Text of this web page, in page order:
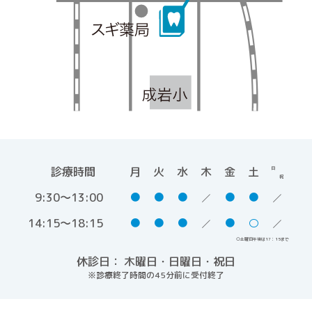
診療時間 月 火 水 木 金 土
日
祝
9:30～13:00 ● ● ● ●
●
14:15～18:15
● ● ● ● ○
○土曜日午後は17：15まで
休診日： 木曜日・日曜日・祝日
※診療終了時間の45分前に受付終了